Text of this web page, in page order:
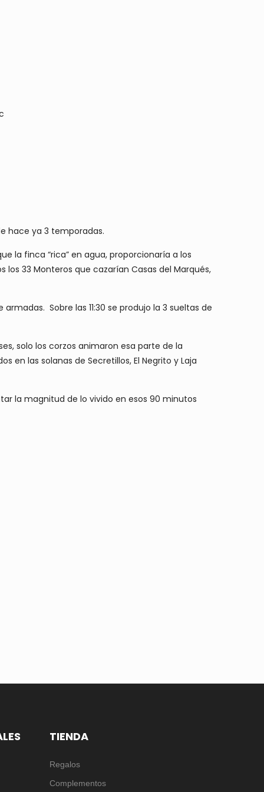
hace ya 3 temporadas.
la finca “rica” en agua, proporcionaría a los
33 Monteros que cazarían Casas del Marqués,
Sobre las 11:30 se produjo la 3 sueltas de
solo los corzos animaron esa parte de la
en las solanas de Secretillos, El Negrito y Laja
la magnitud de lo vivido en esos 90 minutos
TIENDA
Regalos
Complementos